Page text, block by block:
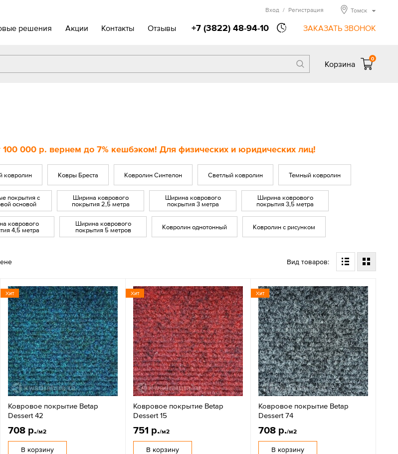
решения Акции Контакты Отзывы +7 (3822) 48-94-10 ЗАКАЗАТЬ ЗВОНОК
Вход / Регистрация Томск
Корзина
0
100 000 р. вернем до7% кешбэком! Для физических и юридических лиц!
ковролин Ковры Бреста Ковролин Синтелон Светлый ковролин Темный ковролин
покрытия с
основой
Ширина коврового
покрытия 2,5 метра
Ширина коврового
покрытия 3 метра
Ширина коврового
покрытия 3,5 метра
коврового
4,5 метра
Ширина коврового
покрытия 5 метров
Ковролин однотонный Ковролин с рисунком
Вид товаров:
Хит
Ковровое покрытие Betap
Dessert 42
708 р./м2
В корзину
Хит
Ковровое покрытие Betap
Dessert 15
751 р./м2
В корзину
Хит
Ковровое покрытие Betap
Dessert 74
708 р./м2
В корзину